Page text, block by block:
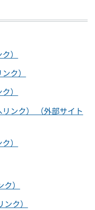
）
ク）
）
ンク） （外部サイト
）
）
ク）